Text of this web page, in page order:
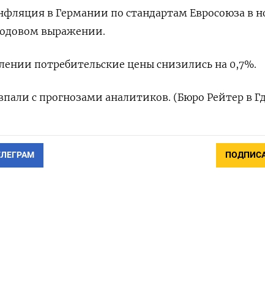
в Германии по стандартам Евросоюза в
выражении.
потребительские цены снизились на 0,7%.
с прогнозами аналитиков. (Бюро Рейтер в